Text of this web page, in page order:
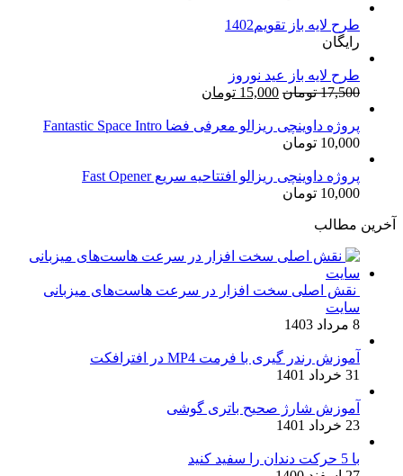
طرح لایه باز تقویم1402
رایگان
طرح لایه باز عید نوروز
17,500 تومان قیمت
17,500 تومان
15,000 تومان
15,000 تومان.
پروژه داوینچی ریزالو معرفی فضا Fantastic Space Intro
10,000 تومان
پروژه داوینچی ریزالو افتتاحیه سریع Fast Opener
10,000 تومان
آخرین مطالب
نقش اصلی سخت افزار در سرعت هاست‌های میزبانی
سایت
8 مرداد 1403
آموزش رندر گیری با فرمت MP4 در افترافکت
31 خرداد 1401
آموزش شارژ صحیح باتری گوشی
23 خرداد 1401
با 5 حرکت دندان را سفید کنید